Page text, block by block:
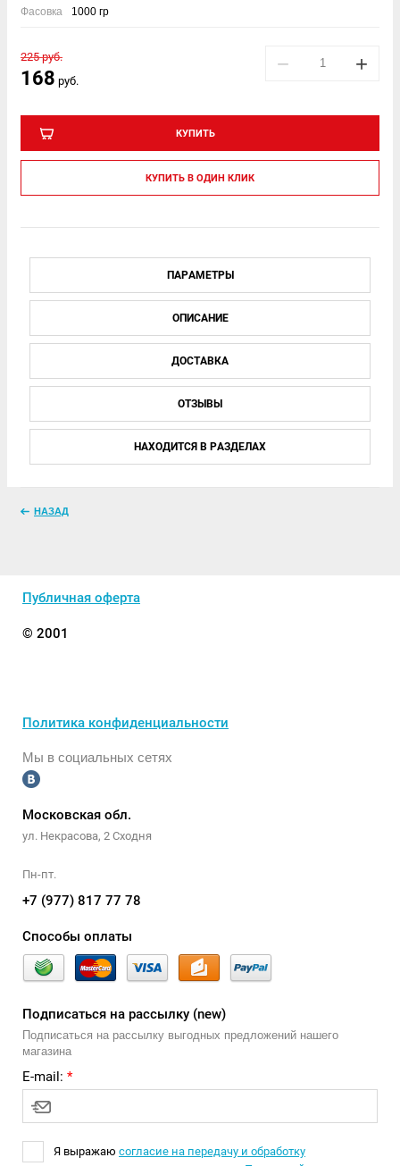
Фасовка 1000 гр
225руб.
168 руб.
− +
КУПИТЬ
КУПИТЬ В ОДИН КЛИК
ПАРАМЕТРЫ
ОПИСАНИЕ
ДОСТАВКА
ОТЗЫВЫ
НАХОДИТСЯ В РАЗДЕЛАХ
НАЗАД
Публичная оферта
© 2001
Политика конфиденциальности
Мы в социальных сетях
Московская обл.
ул. Некрасова, 2 Сходня
Пн-пт.
+7 (977) 817 77 78
Способы оплаты
Подписаться на рассылку (new)
Подписаться на рассылку выгодных предложений нашего
магазина
E-mail: *
Я выражаю согласие на передачу и обработку